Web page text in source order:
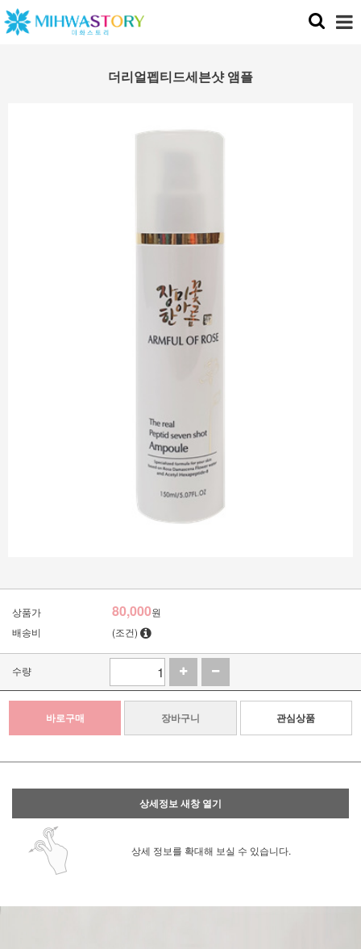
더리얼펩티드세븐샷 앰플
상품가 80,000원
배송비
(조건)
수량
바로구매 장바구니 관심상품
상세정보 새창 열기
상세 정보를 확대해 보실 수 있습니다.